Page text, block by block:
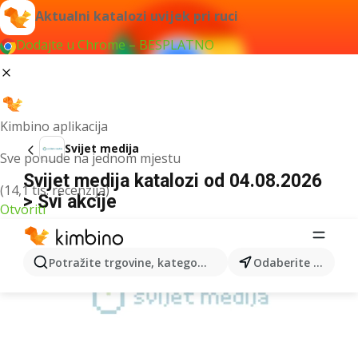
Aktualni katalozi uvijek pri ruci
Dodajte u Chrome – BESPLATNO
Kimbino aplikacija
Sve ponude na jednom mjestu
(14,1 tis. recenzija)
Otvoriti
Potražite trgovine, kategorije, proizvode... Odaberite grad
Svijet medija
Svijet medija katalozi od 04.08.2026
> Svi akcije